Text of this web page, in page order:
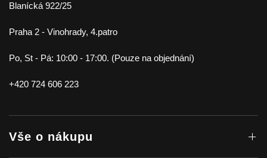
Blanícká 922/25
Praha 2 - Vinohrady, 4.patro
Po, St - Pá: 10:00 - 17:00. (Pouze na objednání)
+420 724 606 223
Vše o nákupu